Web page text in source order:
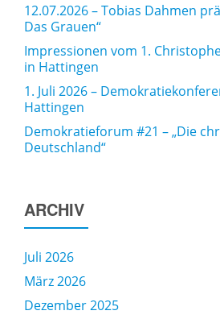
12.07.2026 – Tobias Dahmen
Das Grauen“
Impressionen vom 1.
in Hattingen
1. Juli 2026 –
Hattingen
Demokratieforum #21 – „Die
Deutschland“
ARCHIV
Juli 2026
März 2026
Dezember 2025